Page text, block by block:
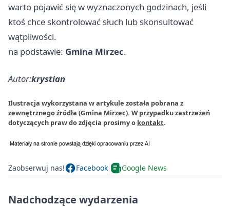
warto pojawić się w wyznaczonych godzinach, jeśli
ktoś chce skontrolować słuch lub skonsultować
wątpliwości.
na podstawie: Gmina Mirzec.
Autor:krystian
Ilustracja wykorzystana w artykule została pobrana z
zewnętrznego źródła (Gmina Mirzec). W przypadku zastrzeżeń
dotyczących praw do zdjęcia prosimy o kontakt.
Zaobserwuj nas! Facebook Google News
Nadchodzące wydarzenia